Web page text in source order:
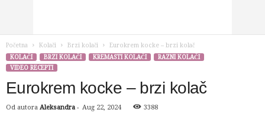
Početna Kolači Brzi kolači
Eurokrem kocke – brzi kolač
KOLAČI
BRZI KOLAČI KREMASTI KOLAČI
RAZNI KOLAČI
VIDEO RECEPTI
Eurokrem kocke – brzi kolač
Od autora Aleksandra - Aug 22, 2024 3388